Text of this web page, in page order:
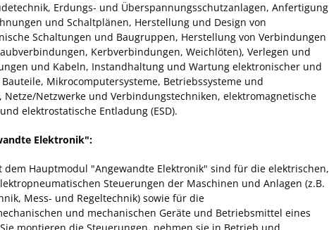
Erdungs- und Überspannungsschutzanlagen, Anfertigung
und Schaltplänen, Herstellung und Design von
Schaltungen und Baugruppen, Herstellung von Verbindungen
Kerbverbindungen, Weichlöten), Verlegen und
und Kabeln, Instandhaltung und Wartung elektronischer und
Mikrocomputersysteme, Betriebssysteme und
Netze/Netzwerke und Verbindungstechniken, elektromagnetische
elektrostatische Entladung (ESD).
Elektronik":
dem Hauptmodul "Angewandte Elektronik" sind für die elektrischen,
Steuerungen der Maschinen und Anlagen (z.B.
Mess- und Regeltechnik) sowie für die
und mechanischen Geräte und Betriebsmittel eines